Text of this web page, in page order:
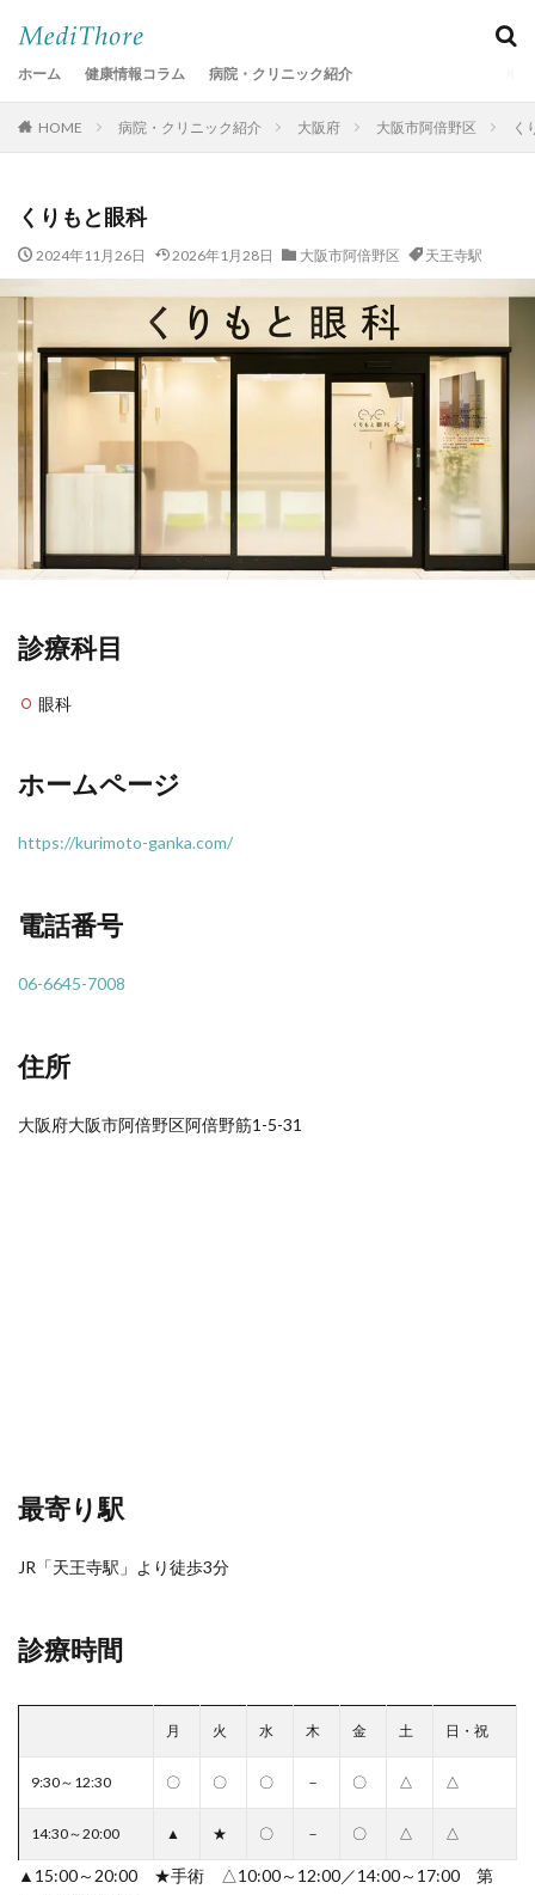
ホーム 健康情報コラム 病院・クリニック紹介
HOME 病院・クリニック紹介 大阪府 大阪市阿倍野区 く
くりもと眼科
2024年11月26日 2026年1月28日 大阪市阿倍野区 天王寺駅
診療科目
眼科
ホームページ
https://kurimoto-ganka.com/
電話番号
06-6645-7008
住所
大阪府大阪市阿倍野区阿倍野筋1-5-31
最寄り駅
JR「天王寺駅」より徒歩3分
診療時間
月 火 水 木 金 土 日・祝
9:30～12:30 〇 〇 〇 － 〇 △ △
14:30～20:00 ▲ ★ 〇 － 〇 △ △
▲15:00～20:00 ★手術 △10:00～12:00／14:00～17:00 第